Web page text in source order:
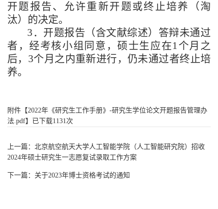
开题报告、允许重新开题或终止培养（淘
汰）的决定。
3 ．开题报告（含文献综述）答辩未通过
者，经考核小组同意，硕士生应在1个月之
后， 3个月之内重新进行，仍未通过者终止培
养。
附件【2022年《研究生工作手册》-研究生学位论文开题报告管理办
法.pdf】已下载1131次
上一篇： 北京航空航天大学人工智能学院（人工智能研究院）招收
2024年硕士研究生一志愿复试录取工作方案
下一篇： 关于2023年博士资格考试的通知